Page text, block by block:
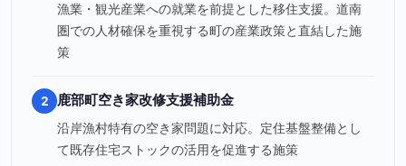
漁業・観光産業への就業を前提とした移住支援。道南
圏での人材確保を重視する町の産業政策と直結した施
策
2 鹿部町空き家改修支援補助金
沿岸漁村特有の空き家問題に対応。定住基盤整備とし
て既存住宅ストックの活用を促進する施策